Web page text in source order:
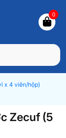
0
x 4 viên/hộp)
Zecuf (5